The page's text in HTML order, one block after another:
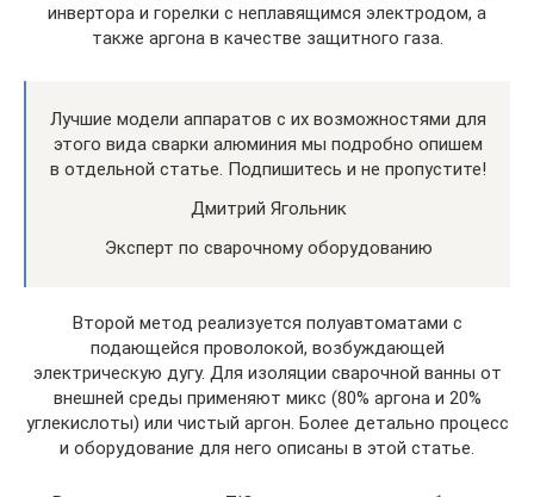
инвертора и горелки с неплавящимся электродом, а
также аргона в качестве защитного газа.
Лучшие модели аппаратов с их возможностями для
этого вида сварки алюминия мы подробно опишем
в отдельной статье. Подпишитесь и не пропустите!
Дмитрий Ягольник
Эксперт по сварочному оборудованию
Второй метод реализуется полуавтоматами с
подающейся проволокой, возбуждающей
электрическую дугу. Для изоляции сварочной ванны от
внешней среды применяют микс (80% аргона и 20%
углекислоты) или чистый аргон. Более детально процесс
и оборудование для него описаны в этой статье.